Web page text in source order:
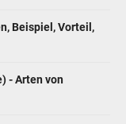
Beispiel, Vorteil,
- Arten von